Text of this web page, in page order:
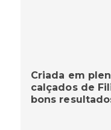
Criada em
calçados de
bons